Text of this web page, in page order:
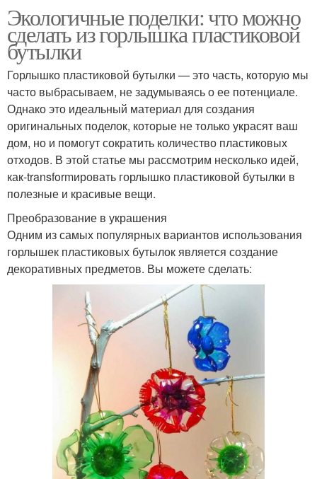
Экологичные поделки: что можно
сделать из горлышка пластиковой
бутылки
Горлышко пластиковой бутылки — это часть, которую мы
часто выбрасываем, не задумываясь о ее потенциале.
Однако это идеальный материал для создания
оригинальных поделок, которые не только украсят ваш
дом, но и помогут сократить количество пластиковых
отходов. В этой статье мы рассмотрим несколько идей,
как-transformировать горлышко пластиковой бутылки в
полезные и красивые вещи.
Преобразование в украшения
Одним из самых популярных вариантов использования
горлышек пластиковых бутылок является создание
декоративных предметов. Вы можете сделать: